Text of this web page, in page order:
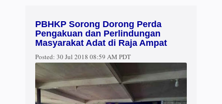
PBHKP Sorong Dorong Perda
Pengakuan dan Perlindungan
Masyarakat Adat di Raja Ampat
Posted: 30 Jul 2018 08:59 AM PDT